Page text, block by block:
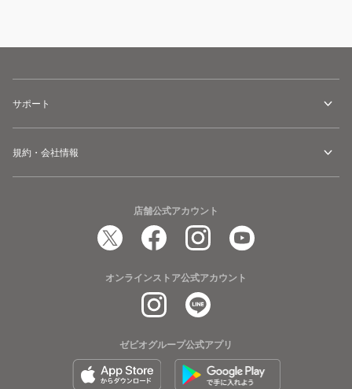
サポート
規約・会社情報
店舗公式アカウント
オンラインストア公式アカウント
ゼビオグループ公式アプリ